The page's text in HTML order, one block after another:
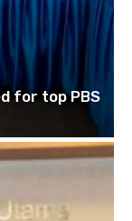
for top PBS